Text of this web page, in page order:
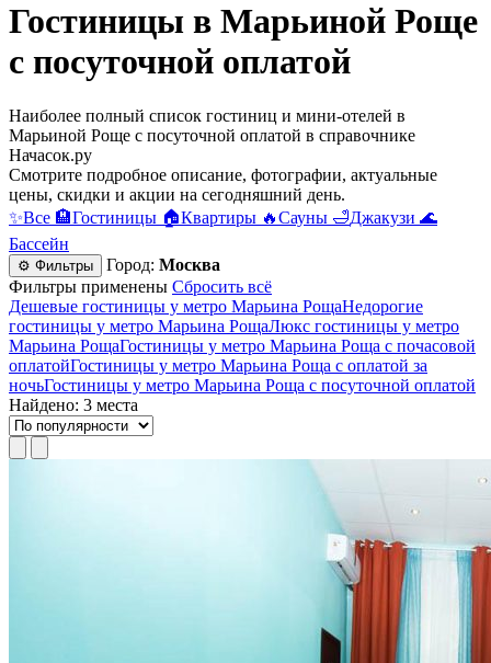
Гостиницы в Марьиной Роще
c посуточной оплатой
Наиболее полный список гостиниц и мини-отелей в
Марьиной Роще c посуточной оплатой в справочнике
Начасок.ру
Смотрите подробное описание, фотографии, актуальные
цены, скидки и акции на сегодняшний день.
✨Все 🏨Гостиницы 🏠Квартиры 🔥Сауны 🛁Джакузи 🌊
Бассейн
⚙ Фильтры Город: Москва
Фильтры применены Сбросить всё
Дешевые гостиницы у метро Марьина РощаНедорогие
гостиницы у метро Марьина РощаЛюкс гостиницы у метро
Марьина РощаГостиницы у метро Марьина Роща c почасовой
оплатойГостиницы у метро Марьина Роща с оплатой за
ночьГостиницы у метро Марьина Роща c посуточной оплатой
Найдено: 3 места